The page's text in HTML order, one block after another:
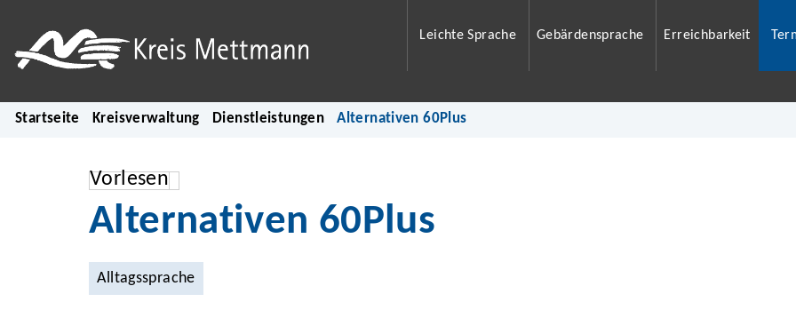
Leichte Sprache Gebärdensprache Erreichbarkeit
Startseite Kreisverwaltung Dienstleistungen Alternativen 60Plus
Vorlesen
Alternativen 60Plus
Alltagssprache